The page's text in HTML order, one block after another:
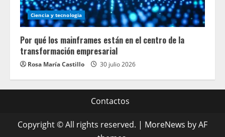
Ciencia y tecnologia
Por qué los mainframes están en el centro de la
transformación empresarial
Rosa María Castillo 30 julio 2026
Contactos
Copyright © All rights reserved. | MoreNews by AF